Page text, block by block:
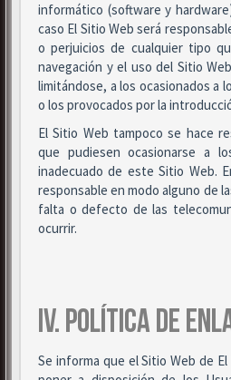
informático (software y
caso El Sitio Web será
o perjuicios de cualquier tipo
navegación y el uso del Sitio
limitándose, a los ocasionados a
o los provocados por la
El Sitio Web tampoco se hace
que pudiesen ocasionarse a
inadecuado de este Sitio Web.
responsable en modo alguno de
falta o defecto de las
ocurrir.
IV. POLÍTICA DE
Se informa que el Sitio Web de